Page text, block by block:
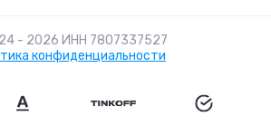
- 2026 ИНН 7807337527
конфиденциальности